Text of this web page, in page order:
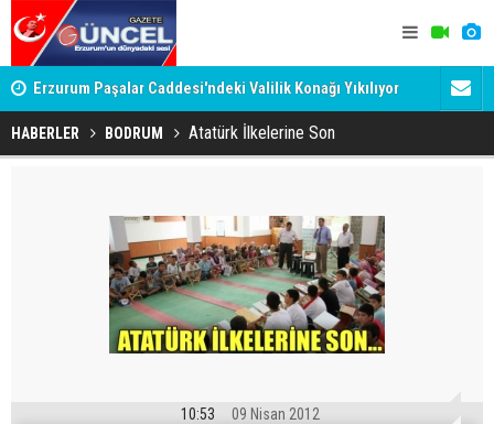
Erzurum Paşalar Caddesi'ndeki Valilik Konağı Yıkılıyor
mu?
ACA,
HABERLER BODRUM Atatürk İlkelerine Son
10:53 09 Nisan 2012